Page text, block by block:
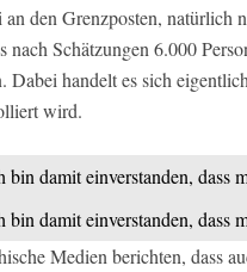
an den Grenzposten, natürlich
nach Schätzungen 6.000
Dabei handelt es sich
wird.
bin damit einverstanden, dass
bin damit einverstanden, dass
Medien berichten, dass